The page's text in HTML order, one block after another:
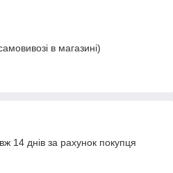
в магазині)
14 днів за рахунок покупця